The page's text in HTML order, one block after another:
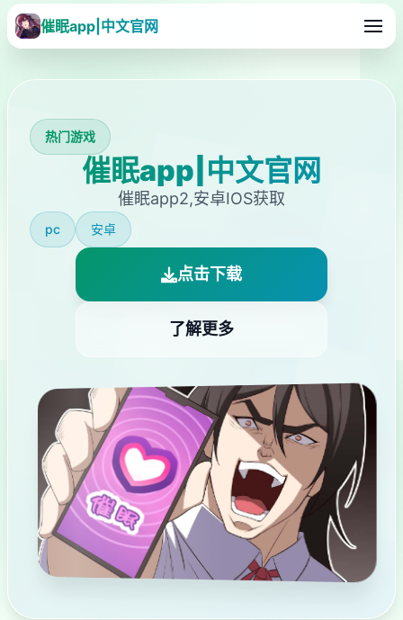
催眠app|中文官网
热门游戏
催眠app|中文官网
催眠app2,安卓IOS获取
pc 安卓
点击下载
了解更多